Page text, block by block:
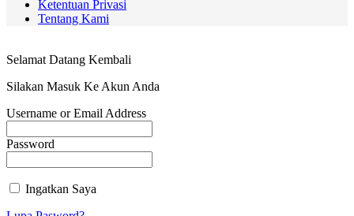
Ketentuan Privasi
Tentang Kami
Selamat Datang Kembali
Silakan Masuk Ke Akun Anda
Username or Email Address
Password
Ingatkan Saya